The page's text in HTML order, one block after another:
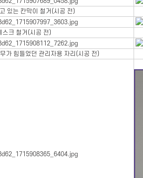
있는 칸막이 철거(시공 전)
크 철거(시공 전)
가 힘들었던 관리자용 자리(시공 전)